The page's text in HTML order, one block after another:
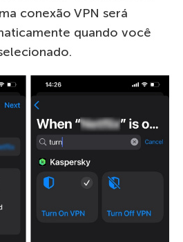
conexão VPN será
quando você